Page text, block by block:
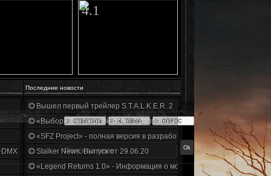
4.1
Последние новости
1.3.5.ООП.МА.К.
Вышел первый трейлер S.T.A.L.K.E.R. 2
«Выбор» - четвертый отчет о разработке!
«SFZ Project» - полная версия в разработке!
Stalker News. Выпуск от 29.06.20
«Legend Returns 1.0» - Информация о моде за июнь 2020